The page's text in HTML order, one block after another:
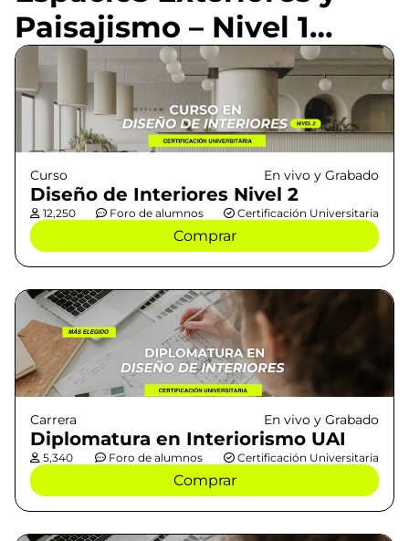
Paisajismo – Nivel 1…
Curso En vivo y Grabado
Diseño de Interiores Nivel 2
12,250 Foro de alumnos Certificación Universitaria
Comprar
Carrera En vivo y Grabado
Diplomatura en Interiorismo UAI
5,340 Foro de alumnos Certificación Universitaria
Comprar